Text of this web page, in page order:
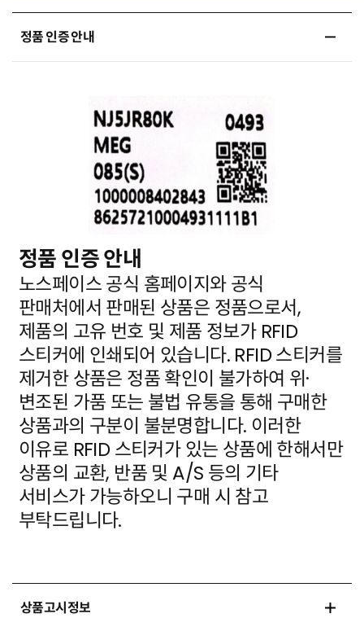
정품 인증 안내
정품 인증 안내
노스페이스 공식 홈페이지와 공식
판매처에서 판매된 상품은 정품으로서,
제품의 고유 번호 및 제품 정보가 RFID
스티커에 인쇄되어 있습니다. RFID 스티커를
제거한 상품은 정품 확인이 불가하여 위·
변조된 가품 또는 불법 유통을 통해 구매한
상품과의 구분이 불분명합니다. 이러한
이유로 RFID 스티커가 있는 상품에 한해서만
상품의 교환, 반품 및 A/S 등의 기타
서비스가 가능하오니 구매 시 참고
부탁드립니다.
상품고시정보